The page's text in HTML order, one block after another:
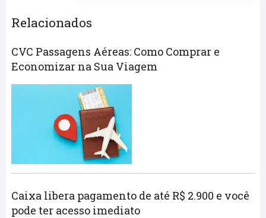
Relacionados
CVC Passagens Aéreas: Como Comprar e
Economizar na Sua Viagem
Caixa libera pagamento de até R$ 2.900 e você
pode ter acesso imediato